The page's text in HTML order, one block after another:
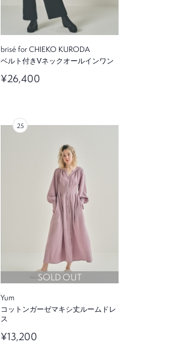
brisé for CHIEKO KURODA
ベルト付きVネックオールインワン
¥26,400
SOLD OUT
Yum
コットンガーゼマキシ丈ルームドレ
ス
¥13,200